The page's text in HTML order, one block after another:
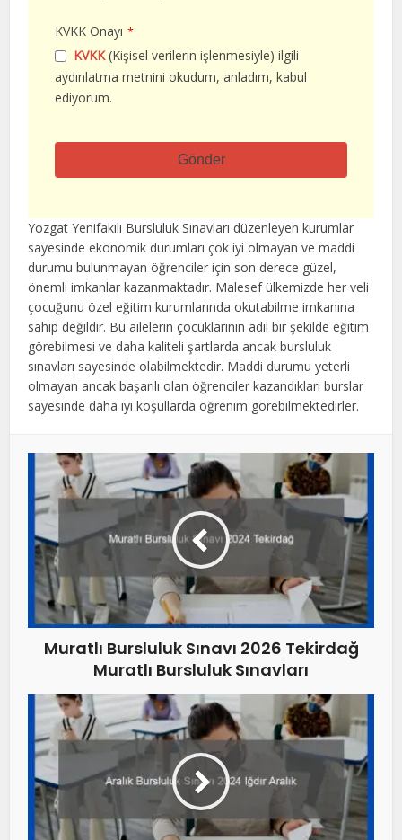
KVKK Onayı *
KVKK(Kişisel verilerin işlenmesiyle) ilgili
aydınlatma metnini okudum, anladım, kabul
ediyorum.
Gönder
alan
boş
bırakılmalıdır
Yozgat Yenifakılı Bursluluk Sınavları düzenleyen kurumlar
sayesinde ekonomik durumları çok iyi olmayan ve maddi
durumu bulunmayan öğrenciler için son derece güzel,
önemli imkanlar kazanmaktadır. Malesef ülkemizde her veli
çocuğunu özel eğitim kurumlarında okutabilme imkanına
sahip değildir. Bu ailelerin çocuklarının adil bir şekilde eğitim
görebilmesi ve daha kaliteli şartlarda ancak bursluluk
sınavları sayesinde olabilmektedir. Maddi durumu yeterli
olmayan ancak başarılı olan öğrenciler kazandıkları burslar
sayesinde daha iyi koşullarda öğrenim görebilmektedirler.
Muratlı Bursluluk Sınavı 2026 Tekirdağ
Muratlı Bursluluk Sınavları